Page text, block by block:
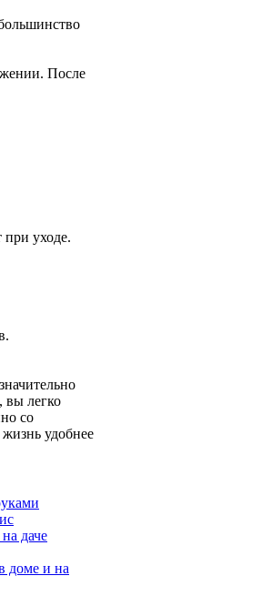
После
при уходе.
вы легко
со
удобнее
даче
доме и на